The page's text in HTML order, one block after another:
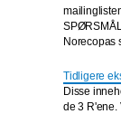
Norecopas
Tidligere
Disse
de 3 R'ene.